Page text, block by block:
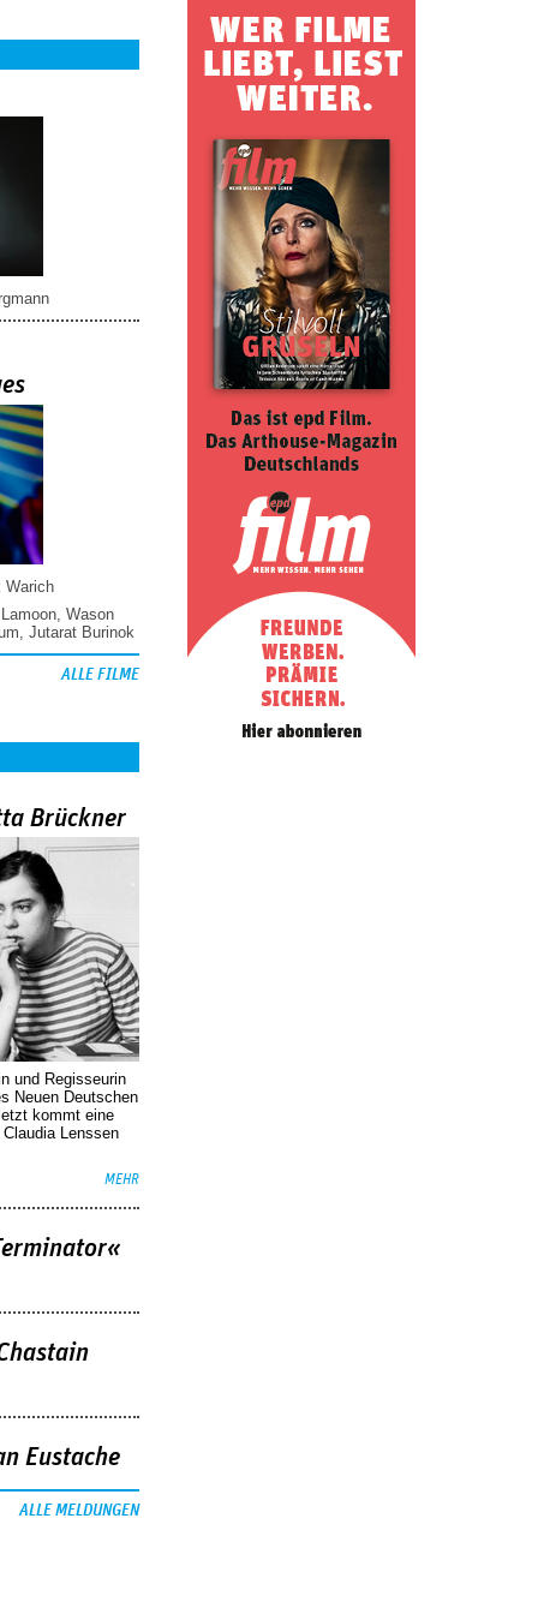
Warich
Wason
Jutarat Burinok
ALLE FILME
Brückner
und Regisseurin
Neuen Deutschen
kommt eine
Lenssen
MEHR
Eustache
ALLE MELDUNGEN